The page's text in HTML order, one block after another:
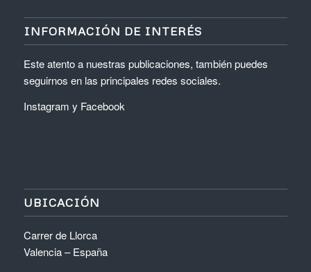
INFORMACIÓN DE INTERÉS
Este atento a nuestras publicaciones, también puedes
seguirnos en las principales redes sociales.
Instagram y Facebook
UBICACIÓN
Carrer de Llorca
Valencia – España